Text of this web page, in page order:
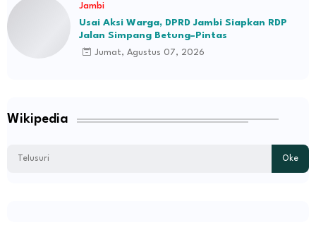
Jambi
Usai Aksi Warga, DPRD Jambi Siapkan RDP
Jalan Simpang Betung–Pintas
Jumat, Agustus 07, 2026
Wikipedia